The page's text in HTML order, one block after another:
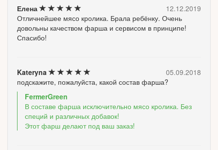
✅ Найкраще підходить для
Котлети та биточки
Тефтелі й фрикадельки
✅ Fermer Green рекомендує
Щоб котлети залишилися соковитими, додайте до фаршу
дрібно нарізану цибулю та трохи вершкового масла або
вершків. Не вимішуйте масу надто довго й готуйте на
помірному вогні.
Елена
12.12.2019
Отличнейшее мясо кролика. Брала ребёнку. Очень
довольны качеством фарша и сервисом в принципе!
Спасибо!
Kateryna
05.09.2018
подскажите, пожалуйста, какой состав фарша?
FermerGreen
В составе фарша исключительно мясо кролика. Без
специй и различных добавок!
Этот фарш делают под ваш заказ!